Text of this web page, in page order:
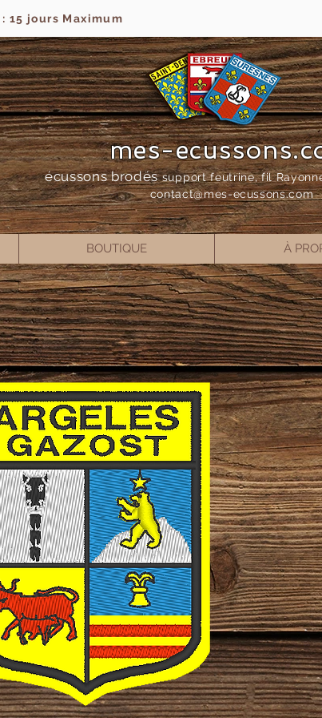
: 15 jours Maximum
mes-
écussons brodés support feutrine, fil
contact@mes-ecussons.com
BOUTIQUE À